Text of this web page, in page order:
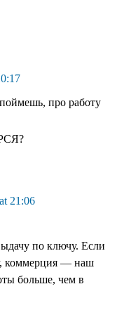
про работу
21:06
по ключу. Если
коммерция — наш
больше, чем в